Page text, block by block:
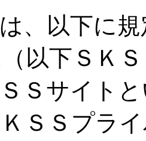
、以下に
以下ＳＫ
ＳＳサイト
ＳＳプラ